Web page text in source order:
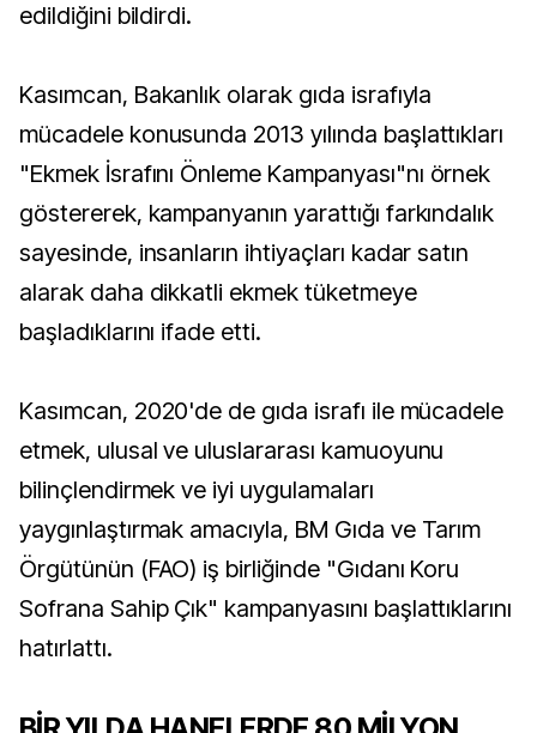
edildiğini bildirdi.
Kasımcan, Bakanlık olarak gıda israfıyla
mücadele konusunda 2013 yılında başlattıkları
"Ekmek İsrafını Önleme Kampanyası"nı örnek
göstererek, kampanyanın yarattığı farkındalık
sayesinde, insanların ihtiyaçları kadar satın
alarak daha dikkatli ekmek tüketmeye
başladıklarını ifade etti.
Kasımcan, 2020'de de gıda israfı ile mücadele
etmek, ulusal ve uluslararası kamuoyunu
bilinçlendirmek ve iyi uygulamaları
yaygınlaştırmak amacıyla, BM Gıda ve Tarım
Örgütünün (FAO) iş birliğinde "Gıdanı Koru
Sofrana Sahip Çık" kampanyasını başlattıklarını
hatırlattı.